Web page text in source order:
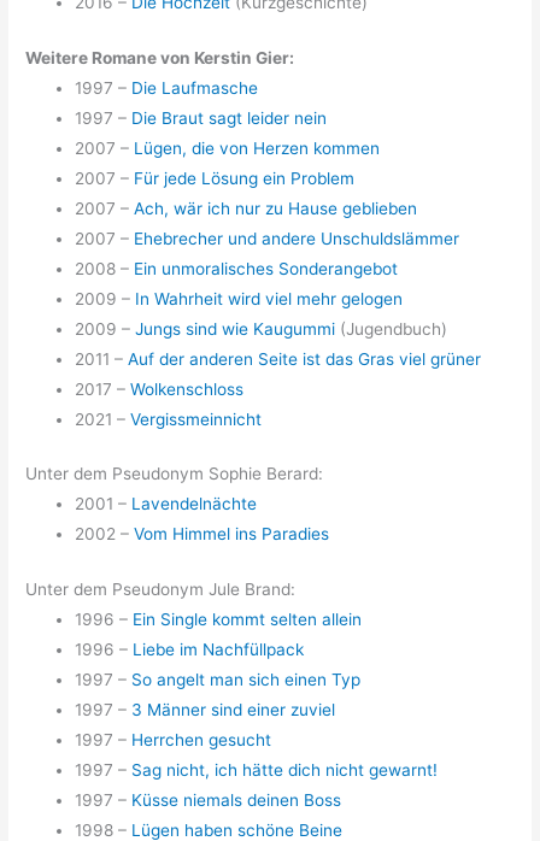
Weitere Romane von Kerstin Gier:
1997 – Die Laufmasche
1997 – Die Braut sagt leider nein
2007 – Lügen, die von Herzen kommen
2007 – Für jede Lösung ein Problem
2007 –Ach, wär ich nur zu Hause geblieben
2007 – Ehebrecher und andere Unschuldslämmer
2008 – Ein unmoralisches Sonderangebot
2009 – In Wahrheit wird viel mehr gelogen
2009 –Jungs sind wie Kaugummi (Jugendbuch)
2011 –Auf der anderen Seite ist das Gras viel grüner
2017 –Wolkenschloss
2021 –Vergissmeinnicht
Unter dem Pseudonym Sophie Berard:
2001 – Lavendelnächte
2002 –Vom Himmel ins Paradies
Unter dem Pseudonym Jule Brand:
1996 – Ein Single kommt selten allein
1996 – Liebe im Nachfüllpack
1997 – So angelt man sich einen Typ
1997 – 3 Männer sind einer zuviel
1997 – Herrchen gesucht
1997 – Sag nicht, ich hätte dich nicht gewarnt!
1997 – Küsse niemals deinen Boss
1998 – Lügen haben schöne Beine